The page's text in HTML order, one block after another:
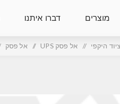
מוצרים דברו איתנו
היקפי / אל פסק UPS / אל פסק